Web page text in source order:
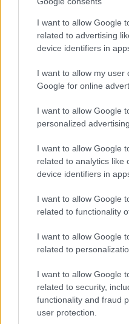
I want to allow Google
related to advertising
device identifiers in
I want to allow my user
Google for online
I want to allow Google
personalized advertising.
I want to allow Google
related to analytics like
device identifiers in
I want to allow Google
related to functionality
I want to allow Google
related to
I want to allow Google
related to security,
functionality and fraud
user protection.
Costumbres que
¿Conocías estos 5 consejos?
Consejos infalibles para
y rápido
Últimas noticias
Bellido
«quien